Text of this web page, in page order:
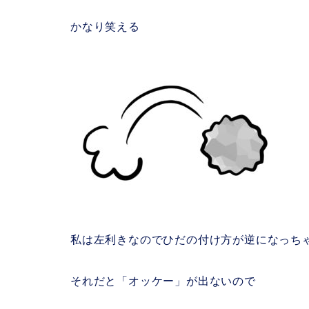
かなり笑える
私は左利きなのでひだの付け方が逆になっち
それだと「オッケー」が出ないので